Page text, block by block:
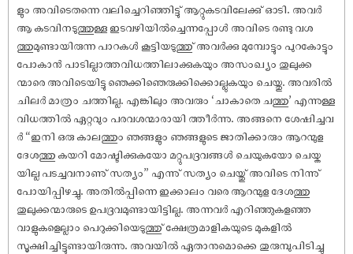
ളും അവിടെതന്നെ വലിച്ചെറിഞ്ഞിട്ടു് ആറ്റുകടവിലേക്കു് ഓടി. അവർ
ആ കടവിനടുത്തുള്ള ഇടവഴിയിൽച്ചെന്നപ്പോൾ അവിടെ രണ്ടു വശ
ത്തുമുണ്ടായിരുന്ന പാറകൾ കൂട്ടിയടുത്തു് അവർക്കു മുമ്പോട്ടും പുറകോട്ടും
പോകാൻ പാടില്ലാത്തവിധത്തിലാക്കുകയും അസംഖ്യം തുലുക്ക
ന്മാരെ അവിടെയിട്ടു ഞെക്കിഞെരുക്കിക്കൊല്ലുകയും ചെയ്തു. അവരിൽ
ചിലർ മാത്രം ചത്തില്ല. എങ്കിലും അവരും ‘ചാകാതെ ചത്തു’ എന്നുള്ള
വിധത്തിൽ ഏറ്റവും പരവശന്മാരായി ത്തീർന്നു. അങ്ങനെ ശേ‌ഷിച്ചവ
ർ “ഇനി ഒരു കാലത്തും ഞങ്ങളും ഞങ്ങളുടെ ജാതിക്കാരും ആറന്മുള
ദേശത്തു കയറി മോഷ്ടിക്കുകയോ മറ്റുപദ്രവങ്ങൾ ചെയുകയോ ചെയ്ക
യില്ല പടച്ചവനാണു് സത്യം” എന്നു് സത്യം ചെയ്തു് അവിടെ നിന്നു്
പോയിപ്പിഴച്ചു. അതിൽപ്പിന്നെ ഇക്കാലം വരെ ആറന്മുള ദേശത്തു
തുലുക്കന്മാരുടെ ഉപദ്രവമുണ്ടായിട്ടില്ല. അന്നവർ എറിഞ്ഞുകളഞ്ഞ
വാളുകളെല്ലാം പെറുക്കിയെടുത്തു് ക്ഷേത്രമാളികയുടെ മുകളിൽ
സൂക്ഷിച്ചിട്ടുണ്ടായിരുന്നു. അവയിൽ ഏതാനുമൊക്കെ തുരുമ്പുപിടിച്ചു